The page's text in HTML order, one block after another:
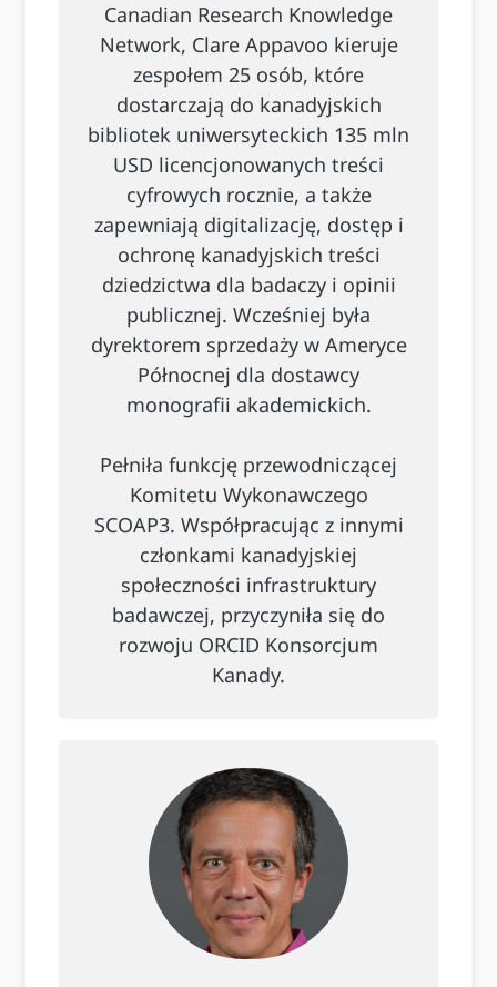
Canadian Research Knowledge
Network, Clare Appavoo kieruje
zespołem 25 osób, które
dostarczają do kanadyjskich
bibliotek uniwersyteckich 135 mln
USD licencjonowanych treści
cyfrowych rocznie, a także
zapewniają digitalizację, dostęp i
ochronę kanadyjskich treści
dziedzictwa dla badaczy i opinii
publicznej. Wcześniej była
dyrektorem sprzedaży w Ameryce
Północnej dla dostawcy
monografii akademickich.
Pełniła funkcję przewodniczącej
Komitetu Wykonawczego
SCOAP3. Współpracując z innymi
członkami kanadyjskiej
społeczności infrastruktury
badawczej, przyczyniła się do
rozwoju ORCID Konsorcjum
Kanady.